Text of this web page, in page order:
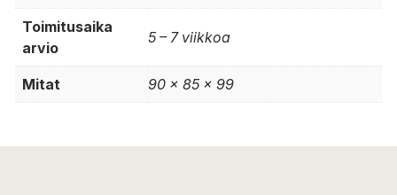
Toimitusaika
arvio
5 – 7 viikkoa
Mitat 90 x 85 x 99